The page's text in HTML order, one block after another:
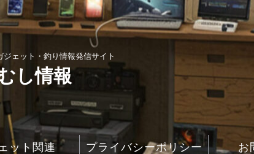
ェット・釣り情報発信サイト
し情報
ット関連 プライバシーポリシー お